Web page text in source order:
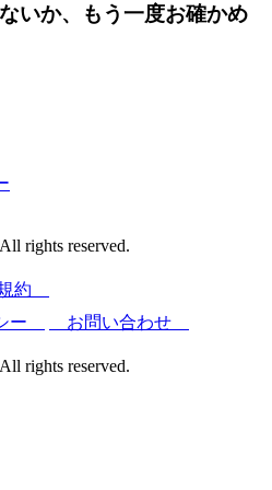
いか、もう一度お確かめ
rights reserved.
約
ー
お問い合わせ
rights reserved.